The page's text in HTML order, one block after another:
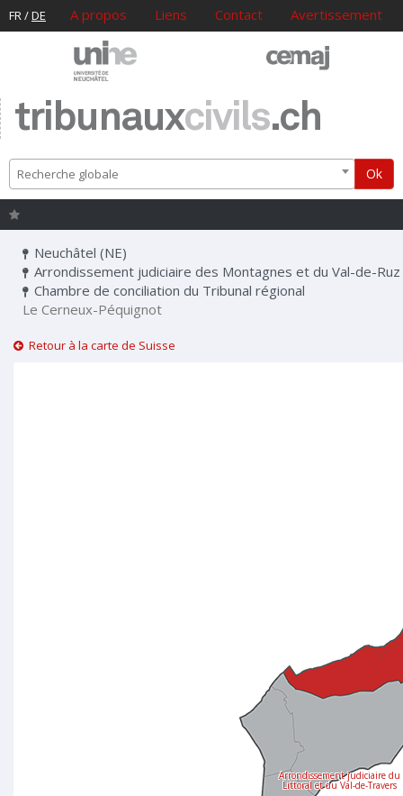
FR/DE A propos Liens Contact Avertissement
tribunauxcivils.ch
Recherche globale Ok
Neuchâtel (NE)
Arrondissement judiciaire des Montagnes et du Val-de-Ruz
Chambre de conciliation du Tribunal régional
Le Cerneux-Péquignot
Retour à la carte de Suisse
Arrondissement judiciaire du
Littoral et du Val-de-Travers